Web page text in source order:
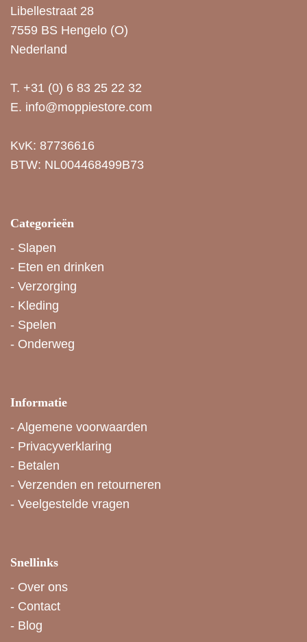
Libellestraat 28
7559 BS Hengelo (O)
Nederland
T. +31 (0) 6 83 25 22 32
E. info@moppiestore.com
KvK: 87736616
BTW: NL004468499B73
Categorieën
- Slapen
- Eten en drinken
- Verzorging
- Kleding
- Spelen
- Onderweg
Informatie
- Algemene voorwaarden
- Privacyverklaring
- Betalen
- Verzenden en retourneren
- Veelgestelde vragen
Snellinks
- Over ons
- Contact
- Blog